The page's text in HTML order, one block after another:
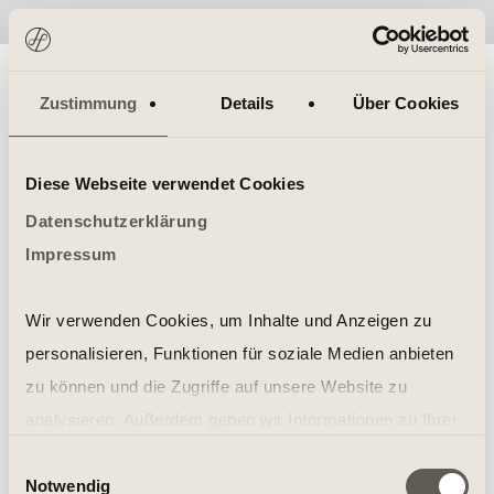
Zustimmung Details Über Cookies
Diese Webseite verwendet Cookies
Datenschutzerklärung
Impressum
Wir verwenden Cookies, um Inhalte und Anzeigen zu
personalisieren, Funktionen für soziale Medien anbieten
zu können und die Zugriffe auf unsere Website zu
soziale Medien, Werbung und Analysen weiter. Unsere
Notwendig